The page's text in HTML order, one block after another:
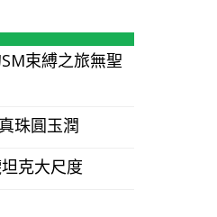
束縛之旅無聖
珠圓玉潤
克大尺度